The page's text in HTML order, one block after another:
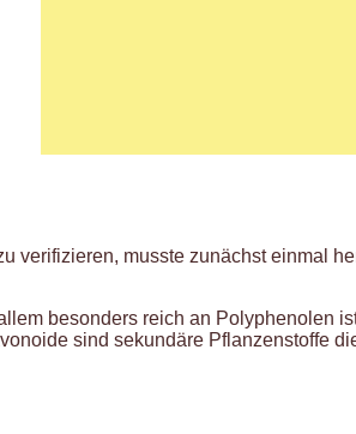
verifizieren, musste zunächst einmal
besonders reich an Polyphenolen
sind sekundäre Pflanzenstoffe